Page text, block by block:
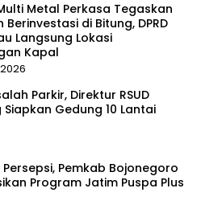
Metal Perkasa Tegaskan
Berinvestasi di Bitung, DPRD
Langsung Lokasi
Kapal
Parkir, Direktur RSUD
Gedung 10 Lantai
Pemkab Bojonegoro
Program Jatim Puspa Plus